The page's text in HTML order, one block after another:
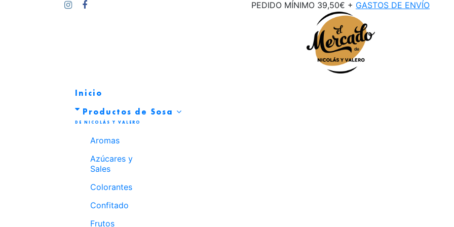
PEDIDO MÍNIMO 39,50€ + GASTOS DE ENVÍO
Inicio
Productos de Sosa
Aromas
Azúcares y
Sales
Colorantes
Confitado
Frutos